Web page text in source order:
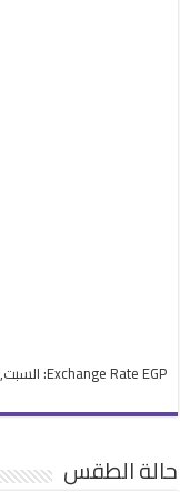
Exchange Rate EGP : السبت, 8
حالة الطقس